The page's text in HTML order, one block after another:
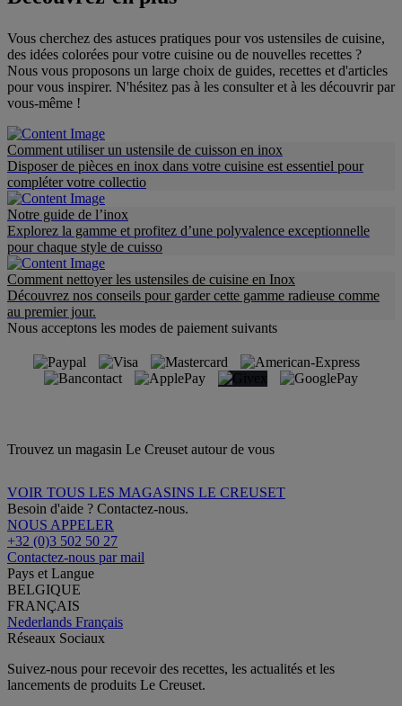
Vous cherchez des astuces pratiques pour vos ustensiles de cuisine,
des idées colorées pour votre cuisine ou de nouvelles recettes ?
Nous vous proposons un large choix de guides, recettes et d'articles
pour vous inspirer. N'hésitez pas à les consulter et à les découvrir par
vous-même !
Comment utiliser un ustensile de cuisson en inox
Disposer de pièces en inox dans votre cuisine est essentiel pour
compléter votre collectio
Notre guide de l’inox
Explorez la gamme et profitez d’une polyvalence exceptionnelle
pour chaque style de cuisso
Comment nettoyer les ustensiles de cuisine en Inox
Découvrez nos conseils pour garder cette gamme radieuse comme
au premier jour.
Nous acceptons les modes de paiement suivants
Trouvez un magasin Le Creuset autour de vous
VOIR TOUS LES MAGASINS LE CREUSET
Besoin d'aide ? Contactez-nous.
NOUS APPELER
+32 (0)3 502 50 27
Contactez-nous par mail
Pays et Langue
BELGIQUE
FRANÇAIS
Nederlands Français
Réseaux Sociaux
Suivez-nous pour recevoir des recettes, les actualités et les
lancements de produits Le Creuset.